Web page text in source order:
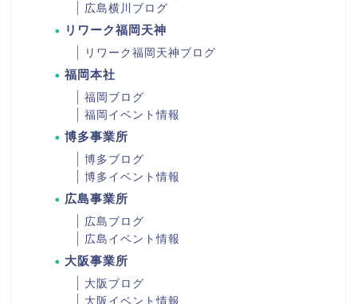
広島横川ブログ
リワーク福岡天神
リワーク福岡天神ブログ
福岡本社
福岡ブログ
福岡イベント情報
博多事業所
博多ブログ
博多イベント情報
広島事業所
広島ブログ
広島イベント情報
大阪事業所
大阪ブログ
大阪イベント情報